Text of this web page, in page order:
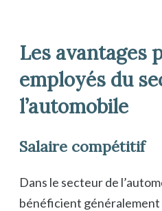
Les avantages
employés du
l’automobile
Salaire compétitif
Dans le secteur de
bénéficient généralement